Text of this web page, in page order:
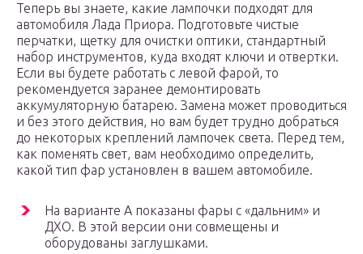
Теперь вы знаете, какие лампочки подходят для
автомобиля Лада Приора. Подготовьте чистые
перчатки, щетку для очистки оптики, стандартный
набор инструментов, куда входят ключи и отвертки.
Если вы будете работать с левой фарой, то
рекомендуется заранее демонтировать
аккумуляторную батарею. Замена может проводиться
и без этого действия, но вам будет трудно добраться
до некоторых креплений лампочек света. Перед тем,
как поменять свет, вам необходимо определить,
какой тип фар установлен в вашем автомобиле.
На варианте А показаны фары с «дальним» и
ДХО. В этой версии они совмещены и
оборудованы заглушками.